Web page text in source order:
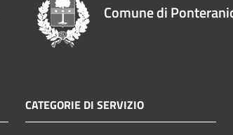
Comune di
CATEGORIE DI SERVIZIO